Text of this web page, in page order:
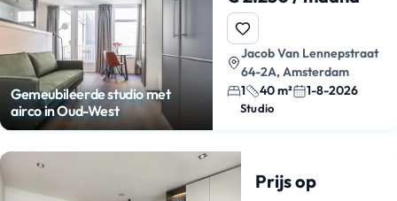
Gemeubileerde studio met
airco in Oud-West
Jacob Van Lennepstraat
64-2A, Amsterdam
1
40 m² 1-8-2026
Studio
Prijs op